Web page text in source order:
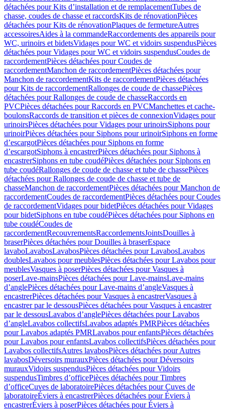
détachées pour Kits d’installation et de remplacementTubes de
chasse, coudes de chasse et raccordsKits de rénovationPièces
détachées pour Kits de rénovationPlaques de fermetureAutres
accessoiresAides à la commandeRaccordements des appareils pour
WC, urinoirs et bidetsVidages pour WC et vidoirs suspendusPièces
détachées pour Vidages pour WC et vidoirs suspendusCoudes de
raccordementPièces détachées pour Coudes de
raccordementManchon de raccordementPièces détachées pour
Manchon de raccordementKits de raccordementPièces détachées
pour Kits de raccordementRallonges de coude de chassePièces
détachées pour Rallonges de coude de chasseRaccords en
PVCPièces détachées pour Raccords en PVCManchettes et cache-
boulonsRaccords de transition et pièces de connexionVidages pour
urinoirsPièces détachées pour Vidages pour urinoirsSiphons pour
urinoirPièces détachées pour Siphons pour urinoirSiphons en forme
d’escargotPièces détachées pour Siphons en forme
d’escargotSiphons à encastrerPièces détachées pour Siphons à
encastrerSiphons en tube coudéPièces détachées pour Siphons en
tube coudéRallonges de coude de chasse et tube de chassePièces
détachées pour Rallonges de coude de chasse et tube de
chasseManchon de raccordementPièces détachées pour Manchon de
raccordementCoudes de raccordementPièces détachées pour Coudes
de raccordementVidages pour bidetPièces détachées pour Vidages
pour bidetSiphons en tube coudéPièces détachées pour Siphons en
tube coudéCoudes de
raccordementRecouvrementsRaccordementsJointsDouilles à
braserPièces détachées pour Douilles à braserEspace
lavaboLavabosLavabosPièces détachées pour LavabosLavabos
doublesLavabos pour meublesPièces détachées pour Lavabos pour
meublesVasques à poserPièces détachées pour Vasques à
poserLave-mainsPièces détachées pour Lave-mainsLave-mains
d’anglePièces détachées pour Lave-mains d’angleVasques à
encastrerPièces détachées pour Vasques à encastrerVasques à
encastrer par le dessousPièces détachées pour Vasques à encastrer
par le dessousLavabos d’anglePièces détachées pour Lavabos
d’angleLavabos collectifsLavabos adaptés PMRPièces détachées
pour Lavabos adaptés PMRLavabos pour enfantsPièces détachées
pour Lavabos pour enfantsLavabos collectifsPièces détachées pour
Lavabos collectifsAutres lavabosPièces détachées pour Autres
lavabosDéversoirs murauxPièces détachées pour Déversoirs
murauxVidoirs suspendusPièces détachées pour Vidoirs
suspendusTimbres dʼofficePièces détachées pour Timbres
dʼofficeCuves de laboratoirePièces détachées pour Cuves de
laboratoireÉviers à encastrerPièces détachées pour Éviers à
encastrerÉviers à poserPièces détachées pour Éviers à